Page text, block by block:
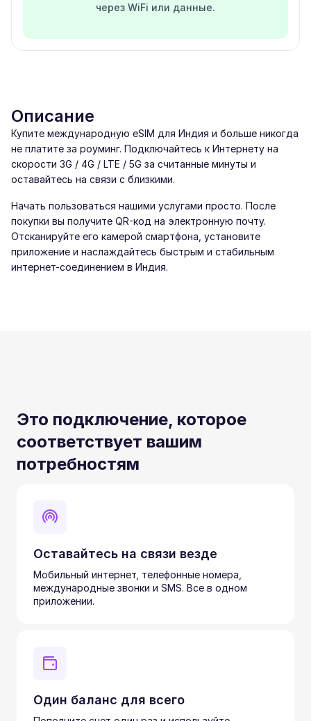
через WiFi или данные.
Описание
Купите международную eSIM для Индия и больше никогда
не платите за роуминг. Подключайтесь к Интернету на
скорости 3G / 4G / LTE / 5G за считанные минуты и
оставайтесь на связи с близкими.
Начать пользоваться нашими услугами просто. После
покупки вы получите QR-код на электронную почту.
Отсканируйте его камерой смартфона, установите
приложение и наслаждайтесь быстрым и стабильным
интернет-соединением в Индия.
Это подключение, которое
соответствует вашим
потребностям
Оставайтесь на связи везде
Мобильный интернет, телефонные номера,
международные звонки и SMS. Все в одном
приложении.
Один баланс для всего